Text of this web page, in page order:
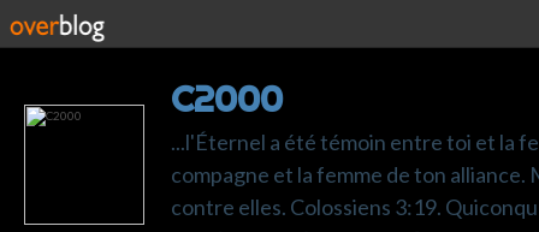
C2000
...l'Éternel a été témoin entre toi et la
compagne et la femme de ton alliance.
contre elles. Colossiens 3:19.